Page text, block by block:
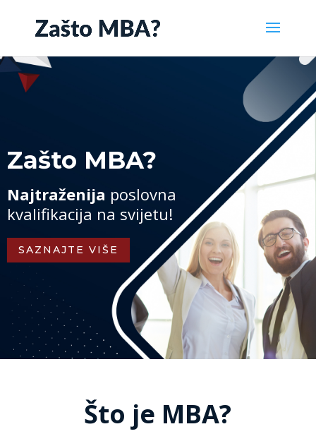
Zašto MBA?
Najtraženija poslovna
kvalifikacija na svijetu!
SAZNAJTE VIŠE
Što je MBA?